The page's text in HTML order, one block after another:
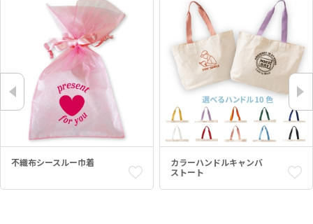
不織布シースルー巾着
カラーハンドルキャンバ
ストート